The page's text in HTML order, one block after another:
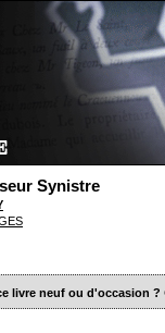
Synistre
livre neuf ou d'occasion ?